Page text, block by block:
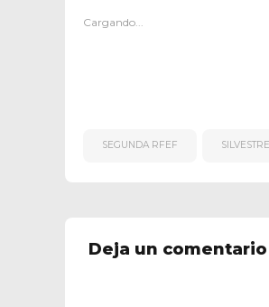
Cargando...
SEGUNDA RFEF
Deja un comentario